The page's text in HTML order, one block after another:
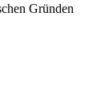
Gründen